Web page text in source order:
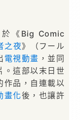
《Big Comic
之夜》（フール
電視動畫 ，並同
。這部以末日世
作品，自連載以
畫化後，也讓許